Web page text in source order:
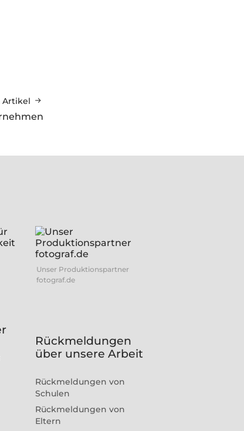
Artikel
Unser Produktionspartner
fotograf.de
Rückmeldungen
über unsere Arbeit
Rückmeldungen von
Schulen
Rückmeldungen von
Eltern